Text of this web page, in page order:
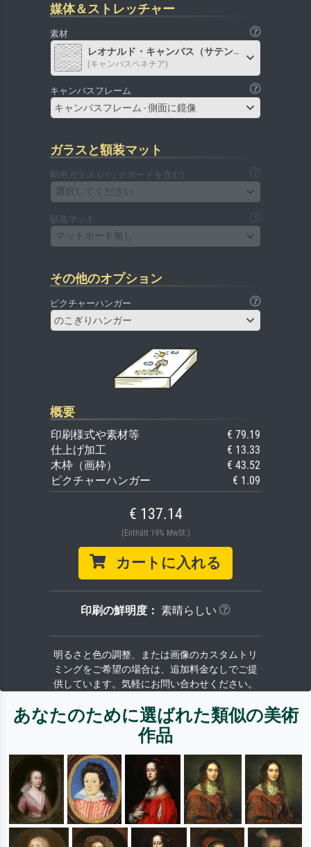
媒体＆ストレッチャー
素材
レオナルド・キャンバス（サテン）
(キャンバスベネチア)
キャンバスフレーム
キャンバスフレーム - 側面に鏡像
ガラスと額装マット
額用ガラス (バックボードを含む)
選択してください
額装マット
マットボード無し
その他のオプション
ピクチャーハンガー
のこぎりハンガー
概要
印刷様式や素材等
€ 79.19
仕上げ加工
€ 13.33
木枠（画枠）
€ 43.52
ピクチャーハンガー
€ 1.09
€ 137.14
(Enthält 19% MwSt.)
カートに入れる
印刷の鮮明度： 素晴らしい
明るさと色の調整、または画像のカスタムトリ
ミングをご希望の場合は、追加料金なしでご提
供しています。気軽にお問い合わせください。
あなたのために選ばれた類似の美術
作品